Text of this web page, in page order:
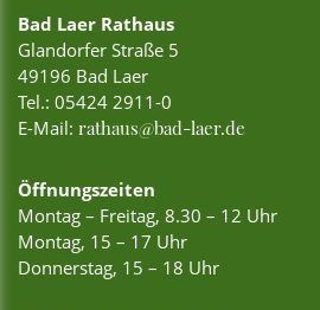
Bad Laer Rathaus
Glandorfer Straße 5
49196 Bad Laer
Tel.: 05424 2911-0
E-Mail: rathaus@bad-laer.de
Öffnungszeiten
Montag – Freitag, 8.30 – 12 Uhr
Montag, 15 – 17 Uhr
Donnerstag, 15 – 18 Uhr